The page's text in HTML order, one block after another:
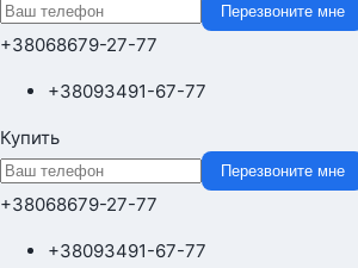
Перезвоните мне
+38068679-27-77
+38093491-67-77
Купить
Перезвоните мне
+38068679-27-77
+38093491-67-77